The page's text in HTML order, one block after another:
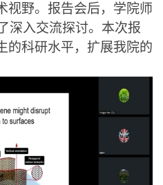
视野。报告会后，学院师
深入交流探讨。本次报
的科研水平，扩展我院的